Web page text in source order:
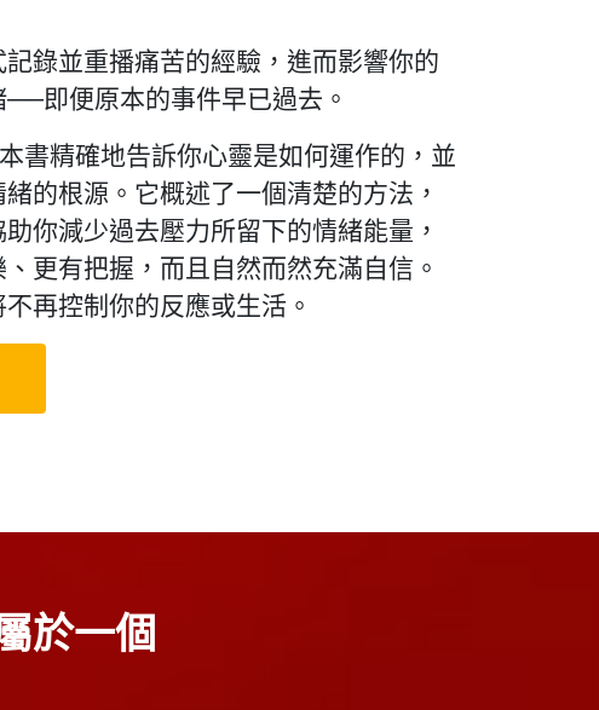
錄並重播痛苦的經驗，進而影響你的
即便原本的事件早已過去。
書精確地告訴你心靈是如何運作的，並
的根源。它概述了一個清楚的方法，
你減少過去壓力所留下的情緒能量，
更有把握，而且自然而然充滿自信。
再控制你的反應或生活。
於一個